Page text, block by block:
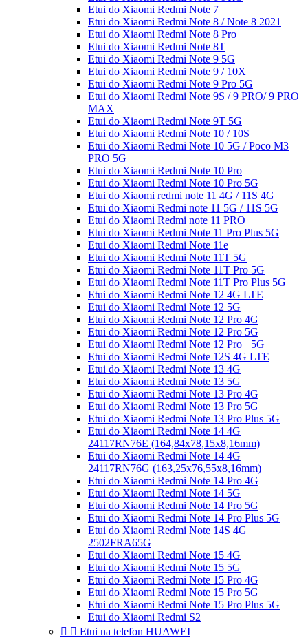
Etui do Xiaomi Redmi Note 7
Etui do Xiaomi Redmi Note 8 / Note 8 2021
Etui do Xiaomi Redmi Note 8 Pro
Etui do Xiaomi Redmi Note 8T
Etui do Xiaomi Redmi Note 9 5G
Etui do Xiaomi Redmi Note 9 / 10X
Etui do Xiaomi Redmi Note 9 Pro 5G
Etui do Xiaomi Redmi Note 9S / 9 PRO/ 9 PRO
MAX
Etui do Xiaomi Redmi Note 9T 5G
Etui do Xiaomi Redmi Note 10 / 10S
Etui do Xiaomi Redmi Note 10 5G / Poco M3
PRO 5G
Etui do Xiaomi Redmi Note 10 Pro
Etui do Xiaomi Redmi Note 10 Pro 5G
Etui do Xiaomi redmi note 11 4G / 11S 4G
Etui do Xiaomi Redmi note 11 5G / 11S 5G
Etui do Xiaomi Redmi note 11 PRO
Etui do Xiaomi Redmi Note 11 Pro Plus 5G
Etui do Xiaomi Redmi Note 11e
Etui do Xiaomi Redmi Note 11T 5G
Etui do Xiaomi Redmi Note 11T Pro 5G
Etui do Xiaomi Redmi Note 11T Pro Plus 5G
Etui do Xiaomi Redmi Note 12 4G LTE
Etui do Xiaomi Redmi Note 12 5G
Etui do Xiaomi Redmi Note 12 Pro 4G
Etui do Xiaomi Redmi Note 12 Pro 5G
Etui do Xiaomi Redmi Note 12 Pro+ 5G
Etui do Xiaomi Redmi Note 12S 4G LTE
Etui do Xiaomi Redmi Note 13 4G
Etui do Xiaomi Redmi Note 13 5G
Etui do Xiaomi Redmi Note 13 Pro 4G
Etui do Xiaomi Redmi Note 13 Pro 5G
Etui do Xiaomi Redmi Note 13 Pro Plus 5G
Etui do Xiaomi Redmi Note 14 4G
24117RN76E (164,84x78,15x8,16mm)
Etui do Xiaomi Redmi Note 14 4G
24117RN76G (163,25x76,55x8,16mm)
Etui do Xiaomi Redmi Note 14 Pro 4G
Etui do Xiaomi Redmi Note 14 5G
Etui do Xiaomi Redmi Note 14 Pro 5G
Etui do Xiaomi Redmi Note 14 Pro Plus 5G
Etui do Xiaomi Redmi Note 14S 4G
2502FRA65G
Etui do Xiaomi Redmi Note 15 4G
Etui do Xiaomi Redmi Note 15 5G
Etui do Xiaomi Redmi Note 15 Pro 4G
Etui do Xiaomi Redmi Note 15 Pro 5G
Etui do Xiaomi Redmi Note 15 Pro Plus 5G
Etui do Xiaomi Redmi S2
  Etui na telefon HUAWEI